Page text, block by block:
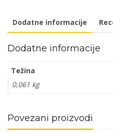
Dodatne informacije
Dodatne informacije
Težina
0,061 kg
Povezani proizvodi